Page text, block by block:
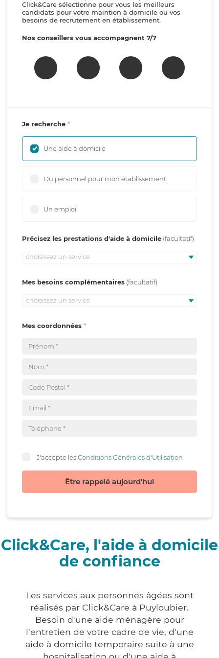
Click&Care sélectionne pour vous les meilleurs
candidats pour votre maintien à domicile ou vos
besoins de recrutement en établissement.
Nos conseillers vous accompagnent 7/7
Je recherche
Une aide à domicile
Du personnel pour mon établissement
Un emploi
Précisez les prestations d'aide à domicile
choisissez un service
Mes besoins complémentaires
choisissez un service
Mes coordonnées
J'accepte lesConditions Générales d'Utilisation
Être rappelé aujourd'hui
Click&Care, l'aide à domicile
de confiance
Les services aux personnes âgées sont
réalisés par Click&Care à Puyloubier.
Besoin d'une aide ménagère pour
l'entretien de votre cadre de vie, d'une
aide à domicile temporaire suite à une